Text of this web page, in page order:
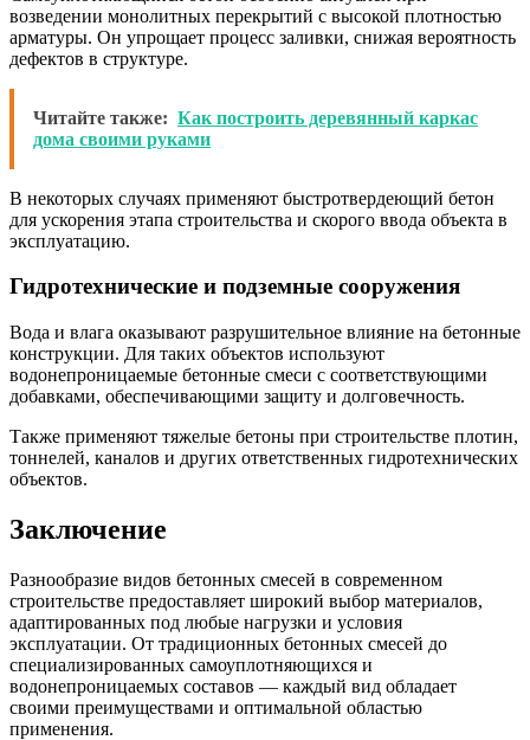
возведении монолитных перекрытий с высокой плотностью
арматуры. Он упрощает процесс заливки, снижая вероятность
дефектов в структуре.
Читайте также: Как построить деревянный каркас
дома своими руками
В некоторых случаях применяют быстротвердеющий бетон
для ускорения этапа строительства и скорого ввода объекта в
эксплуатацию.
Гидротехнические и подземные сооружения
Вода и влага оказывают разрушительное влияние на бетонные
конструкции. Для таких объектов используют
водонепроницаемые бетонные смеси с соответствующими
добавками, обеспечивающими защиту и долговечность.
Также применяют тяжелые бетоны при строительстве плотин,
тоннелей, каналов и других ответственных гидротехнических
объектов.
Заключение
Разнообразие видов бетонных смесей в современном
строительстве предоставляет широкий выбор материалов,
адаптированных под любые нагрузки и условия
эксплуатации. От традиционных бетонных смесей до
специализированных самоуплотняющихся и
водонепроницаемых составов — каждый вид обладает
своими преимуществами и оптимальной областью
применения.